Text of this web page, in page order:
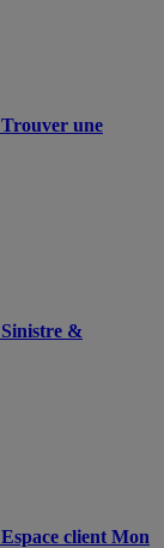
Trouver une
Sinistre &
Espace client Mon